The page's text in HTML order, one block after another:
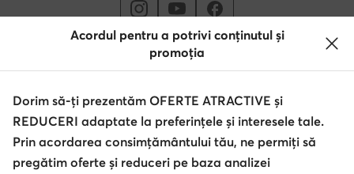
Schimbă țara: Rumunia (RO)
© epantofi.ro 2026
Regulament
Modifică setările
Politica de confidențialitate
Protecția datelor
Acordul pentru a potrivi conținutul și
promoția
Dorim să-ți prezentăm OFERTE ATRACTIVE și
REDUCERI adaptate la preferințele și interesele tale.
Prin acordarea consimțământului tău, ne permiți să
pregătim oferte și reduceri pe baza analizei